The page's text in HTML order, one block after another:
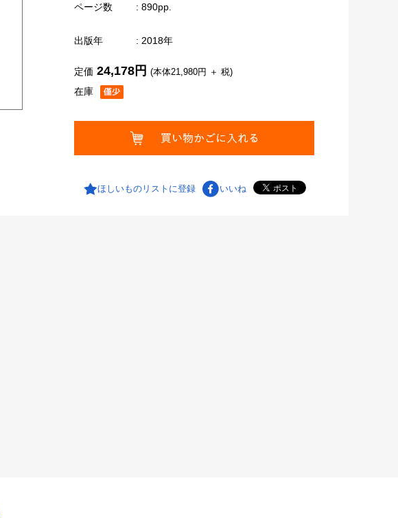
ページ数 : 890pp.
出版年 : 2018年
在庫
定価 24,178円 (本体21,980円 ＋ 税)
ほしいものリストに登録 いいね